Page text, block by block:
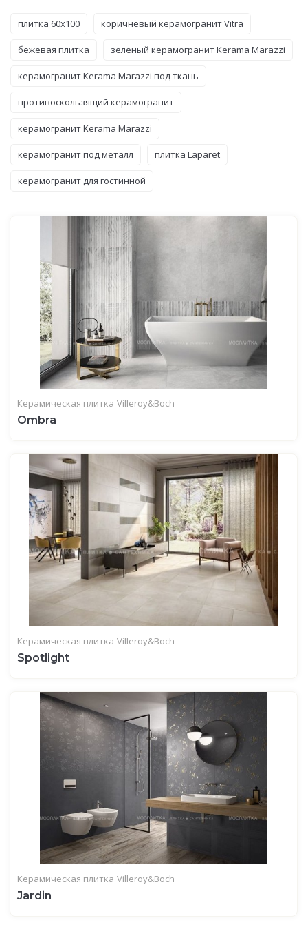
плитка 60x100 коричневый керамогранит Vitra
бежевая плитка зеленый керамогранит Kerama Marazzi
керамогранит Kerama Marazzi под ткань
противоскользящий керамогранит
керамогранит Kerama Marazzi
керамогранит под металл плитка Laparet
керамогранит для гостинной
Керамическая плитка Villeroy&Boch
Ombra
Керамическая плитка Villeroy&Boch
Spotlight
Керамическая плитка Villeroy&Boch
Jardin